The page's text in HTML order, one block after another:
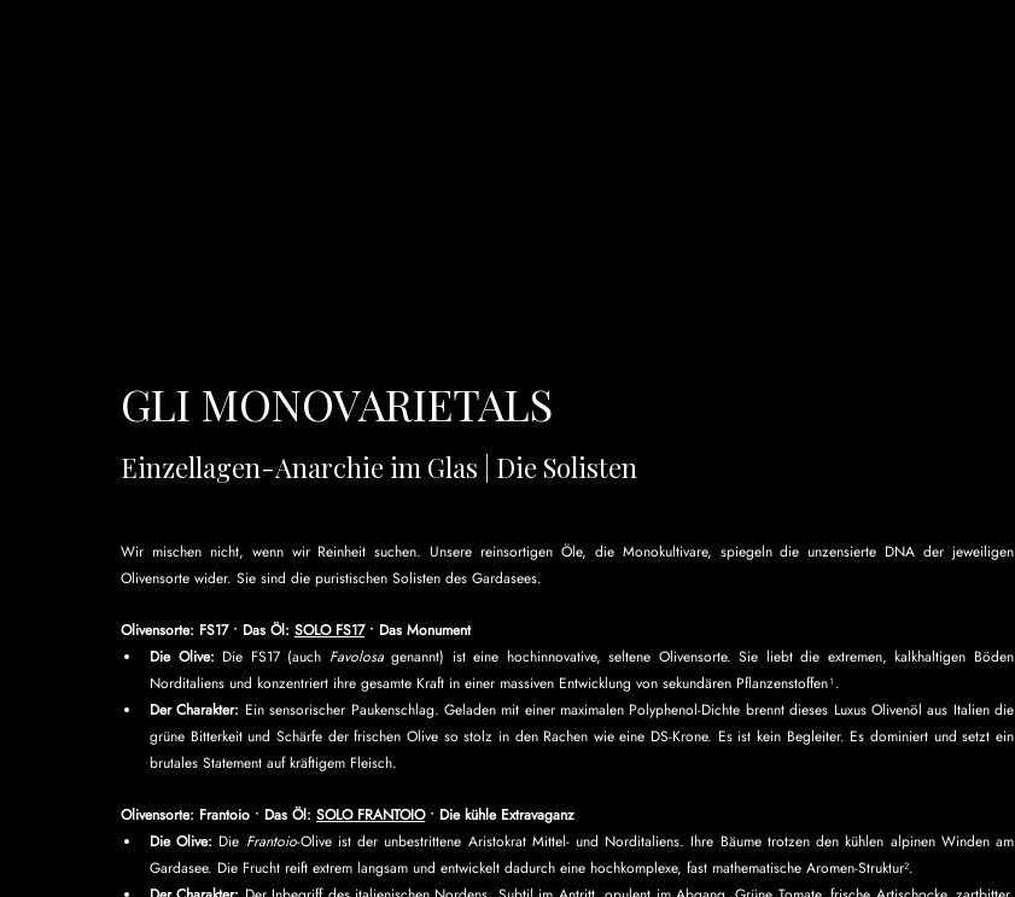
GLI MONOVARIETALS
Einzellagen-Anarchie im Glas | Die Solisten
Wir mischen nicht, wenn wir Reinheit suchen. Unsere reinsortigen Öle, die Monokultivare, spiegeln die unzensierte DNA der jeweiligen
Olivensorte wider. Sie sind die puristischen Solisten des Gardasees.
Olivensorte: FS17 ∙ Das Öl: SOLO FS17 ∙ Das Monument
Die Olive: Die FS17 (auch Favolosa genannt) ist eine hochinnovative, seltene Olivensorte. Sie liebt die extremen, kalkhaltigen Böden
Norditaliens und konzentriert ihre gesamte Kraft in einer massiven Entwicklung von sekundären Pflanzenstoffen¹.
Der Charakter: Ein sensorischer Paukenschlag. Geladen mit einer maximalen Polyphenol-Dichte brennt dieses Luxus Olivenöl aus Italien die
grüne Bitterkeit und Schärfe der frischen Olive so stolz in den Rachen wie eine DS-Krone. Es ist kein Begleiter. Es dominiert und setzt ein
brutales Statement auf kräftigem Fleisch.
Olivensorte: Frantoio ∙ Das Öl: SOLO FRANTOIO ∙ Die kühle Extravaganz
Die Olive: Die Frantoio-Olive ist der unbestrittene Aristokrat Mittel- und Norditaliens. Ihre Bäume trotzen den kühlen alpinen Winden am
Gardasee. Die Frucht reift extrem langsam und entwickelt dadurch eine hochkomplexe, fast mathematische Aromen-Struktur².